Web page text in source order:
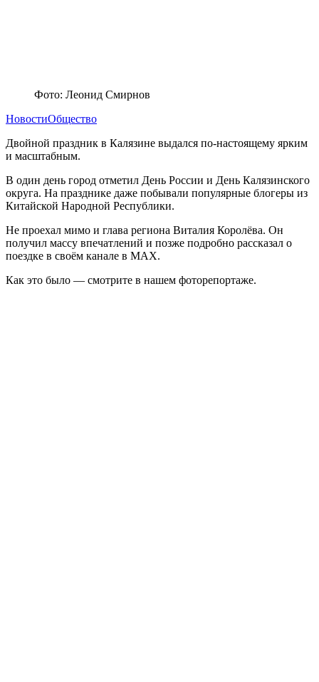
Фото: Леонид Смирнов
НовостиОбщество
Двойной праздник в Калязине выдался по-настоящему ярким
и масштабным.
В один день город отметил День России и День Калязинского
округа. На празднике даже побывали популярные блогеры из
Китайской Народной Республики.
Не проехал мимо и глава региона Виталия Королёва. Он
получил массу впечатлений и позже подробно рассказал о
поездке в своём канале в MAX.
Как это было — смотрите в нашем фоторепортаже.